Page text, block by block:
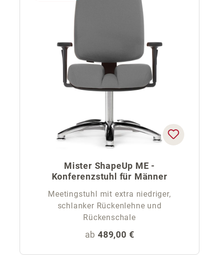
Mister ShapeUp ME -
Konferenzstuhl für Männer
Meetingstuhl mit extra niedriger,
schlanker Rückenlehne und
Rückenschale
Regulärer Preis:
ab 489,00 €